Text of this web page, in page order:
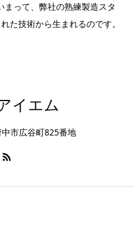
まって、弊社の熟練製造スタ
た技術から生まれるのです。
イエム
市広谷町825番地